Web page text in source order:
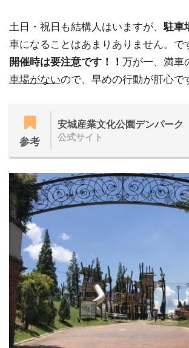
⼟⽇・祝⽇も結構⼈はいますが、駐⾞
⾞になることはあまりありません。で
開催時は要注意です！！ 万が⼀、満⾞
⾞場がないので、早めの行動が肝心で
参考
安城産業文化公園デンパーク
公式サイト